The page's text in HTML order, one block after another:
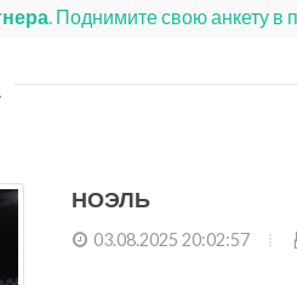
. Поднимите свою анкету в
НОЭЛЬ
03.08.2025 20:02:57